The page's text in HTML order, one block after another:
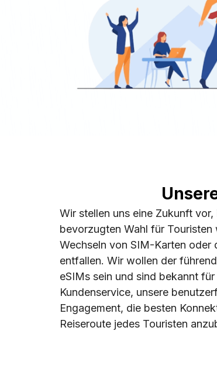
Wir stellen uns eine Zukunft
bevorzugten Wahl für
Wechseln von SIM-Karten oder
entfallen. Wir wollen der
eSIMs sein und sind bekannt
Kundenservice, unsere
Engagement, die besten
Reiseroute jedes Touristen